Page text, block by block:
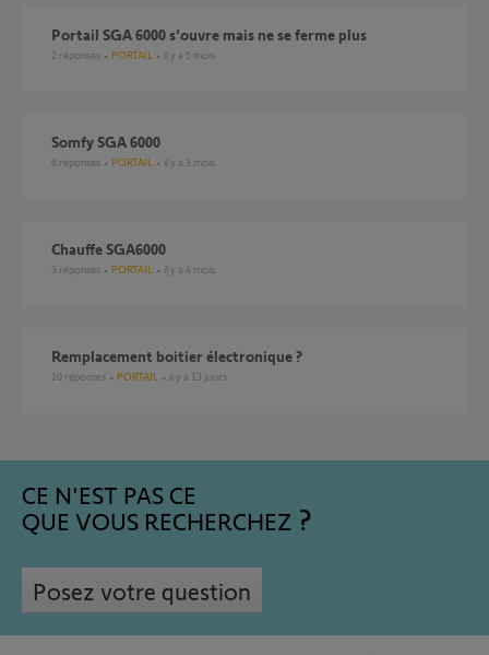
Portail SGA 6000 s'ouvre mais ne se ferme plus
2 réponses PORTAIL il y a 5 mois
Somfy SGA 6000
6 réponses PORTAIL il y a 3 mois
Chauffe SGA6000
3 réponses PORTAIL il y a 4 mois
remplacement boitier électronique ?
10 réponses PORTAIL il y a 13 jours
CE N'EST PAS CE
QUE VOUS RECHERCHEZ
Posez votre question